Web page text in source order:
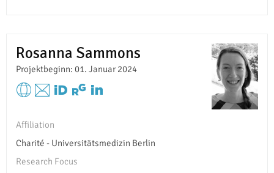
Rosanna Sammons
Projektbeginn: 01. Januar 2024
Affiliation
Charité - Universitätsmedizin Berlin
Research Focus